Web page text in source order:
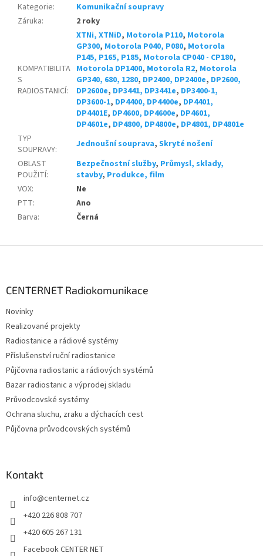
Kategorie:
Komunikační soupravy
Záruka: 2 roky
KOMPATIBILITA
S
RADIOSTANICÍ:
XTNi, XTNiD, Motorola P110, Motorola
GP300, Motorola P040, P080, Motorola
P145, P165, P185, Motorola CP040 - CP180,
Motorola DP1400, Motorola R2, Motorola
GP340, 680, 1280, DP2400, DP2400e, DP2600,
DP2600e, DP3441, DP3441e, DP3400-1,
DP3600-1, DP4400, DP4400e, DP4401,
DP4401E, DP4600, DP4600e, DP4601,
DP4601e, DP4800, DP4800e, DP4801, DP4801e
TYP
SOUPRAVY: Jednoušní souprava, Skryté nošení
OBLAST
POUŽITÍ:
Bezpečnostní služby, Průmysl, sklady,
stavby, Produkce, film
VOX:
Ne
PTT:
Ano
Barva: Černá
CENTERNET Radiokomunikace
Novinky
Realizované projekty
Radiostanice a rádiové systémy
Příslušenství ruční radiostanice
Půjčovna radiostanic a rádiových systémů
Bazar radiostanic a výprodej skladu
Průvodcovské systémy
Ochrana sluchu, zraku a dýchacích cest
Půjčovna průvodcovských systémů
Kontakt
info@centernet.cz
+420 226 808 707
+420 605 267 131
Facebook CENTER NET